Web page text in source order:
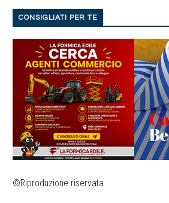
CONSIGLIATI PER TE
©Riproduzione riservata